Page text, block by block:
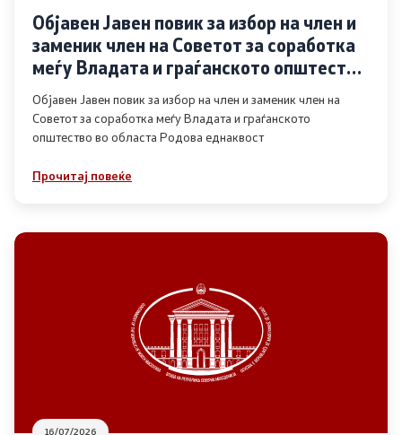
Отворени денови за иницијативи на граѓанските
организации
Финансиска поддршка
Објавен Јавен повик за избор на член и
заменик член на Советот за соработка
меѓу Владата и граѓанското општество
во областа Родова еднаквост
Објавен Јавен повик за избор на член и заменик член на
Советот за соработка меѓу Владата и граѓанското
општество во областа Родова еднаквост
Прочитај повеќе
16/07/2026